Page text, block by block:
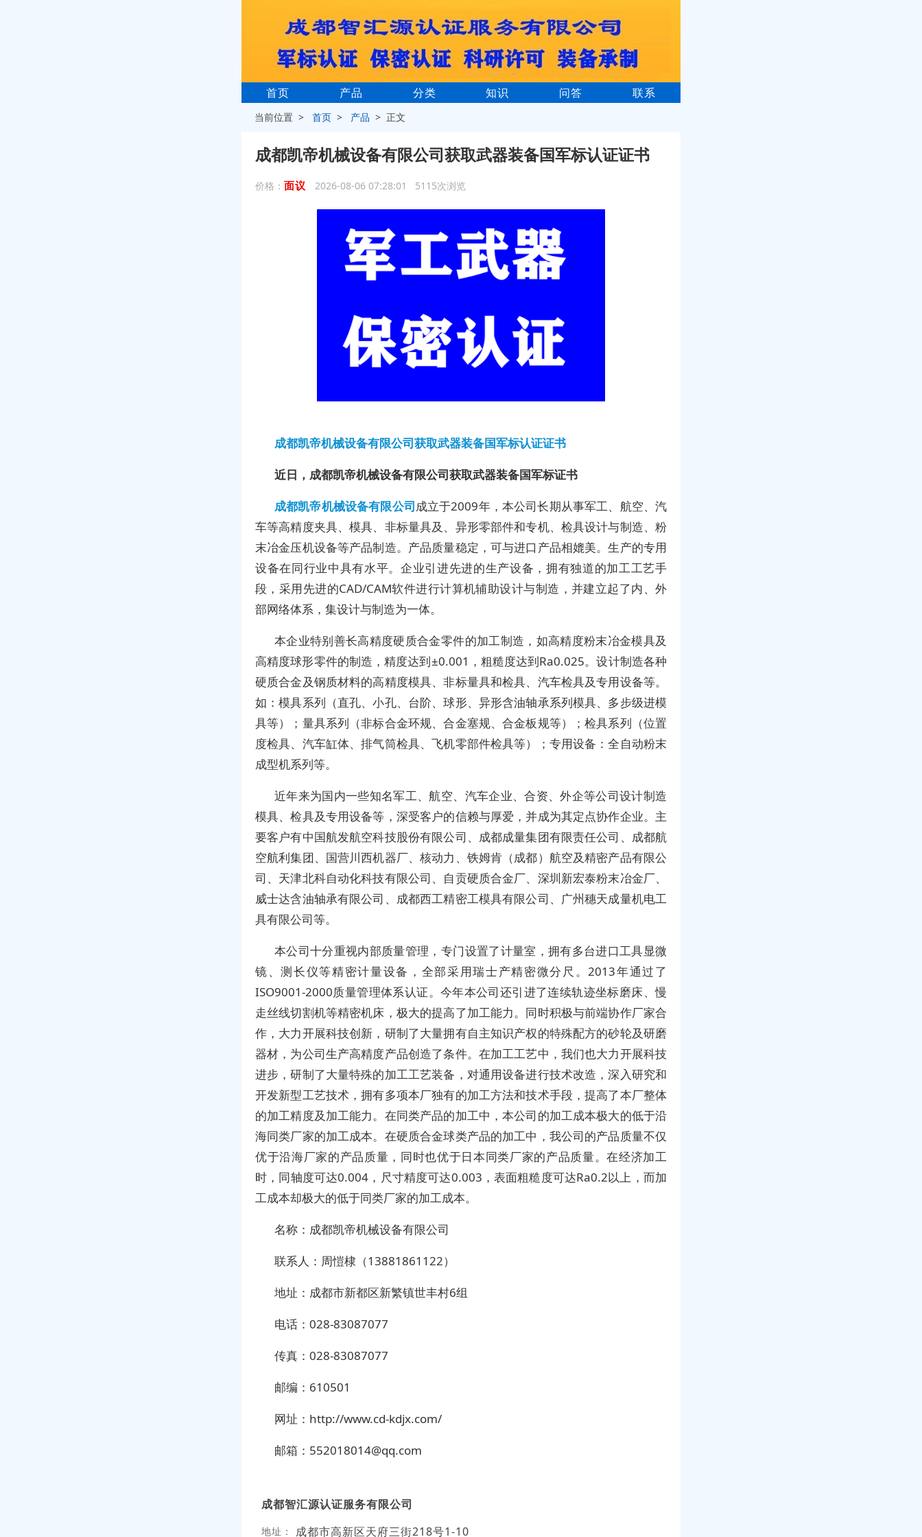
首页 产品 分类 知识 问答 联系
当前位置 >首页 > 产品 > 正文
成都凯帝机械设备有限公司获取武器装备国军标认证证书
价格： 面议 2026-08-06 07:28:01 5115次浏览
成都凯帝机械设备有限公司获取武器装备国军标认证证书
近日，成都凯帝机械设备有限公司获取武器装备国军标证书
成都凯帝机械设备有限公司成立于2009年，本公司长期从事军工、航空、汽
车等高精度夹具、模具、非标量具及、异形零部件和专机、检具设计与制造、粉
末冶金压机设备等产品制造。产品质量稳定，可与进口产品相媲美。生产的专用
设备在同行业中具有水平。企业引进先进的生产设备，拥有独道的加工工艺手
段，采用先进的CAD/CAM软件进行计算机辅助设计与制造，并建立起了内、外
部网络体系，集设计与制造为一体。
本企业特别善长高精度硬质合金零件的加工制造，如高精度粉末冶金模具及
高精度球形零件的制造，精度达到±0.001，粗糙度达到Ra0.025。设计制造各种
硬质合金及钢质材料的高精度模具、非标量具和检具、汽车检具及专用设备等。
如：模具系列（直孔、小孔、台阶、球形、异形含油轴承系列模具、多步级进模
具等）；量具系列（非标合金环规、合金塞规、合金板规等）；检具系列（位置
度检具、汽车缸体、排气筒检具、飞机零部件检具等）；专用设备：全自动粉末
成型机系列等。
近年来为国内一些知名军工、航空、汽车企业、合资、外企等公司设计制造
模具、检具及专用设备等，深受客户的信赖与厚爱，并成为其定点协作企业。主
要客户有中国航发航空科技股份有限公司、成都成量集团有限责任公司、成都航
空航利集团、国营川西机器厂、核动力、铁姆肯（成都）航空及精密产品有限公
司、天津北科自动化科技有限公司、自贡硬质合金厂、深圳新宏泰粉末冶金厂、
威士达含油轴承有限公司、成都西工精密工模具有限公司、广州穗天成量机电工
具有限公司等。
本公司十分重视内部质量管理，专门设置了计量室，拥有多台进口工具显微
镜、测长仪等精密计量设备，全部采用瑞士产精密微分尺。2013年通过了
ISO9001-2000质量管理体系认证。今年本公司还引进了连续轨迹坐标磨床、慢
走丝线切割机等精密机床，极大的提高了加工能力。同时积极与前端协作厂家合
作，大力开展科技创新，研制了大量拥有自主知识产权的特殊配方的砂轮及研磨
器材，为公司生产高精度产品创造了条件。在加工工艺中，我们也大力开展科技
进步，研制了大量特殊的加工工艺装备，对通用设备进行技术改造，深入研究和
开发新型工艺技术，拥有多项本厂独有的加工方法和技术手段，提高了本厂整体
的加工精度及加工能力。在同类产品的加工中，本公司的加工成本极大的低于沿
海同类厂家的加工成本。在硬质合金球类产品的加工中，我公司的产品质量不仅
优于沿海厂家的产品质量，同时也优于日本同类厂家的产品质量。在经济加工
时，同轴度可达0.004，尺寸精度可达0.003，表面粗糙度可达Ra0.2以上，而加
工成本却极大的低于同类厂家的加工成本。
名称：成都凯帝机械设备有限公司
联系人：周愷棣（13881861122）
地址：成都市新都区新繁镇世丰村6组
电话：028-83087077
传真：028-83087077
邮编：610501
网址：http://www.cd-kdjx.com/
邮箱： 552018014@qq.com
成都智汇源认证服务有限公司
地址： 成都市高新区天府三街218号1-10